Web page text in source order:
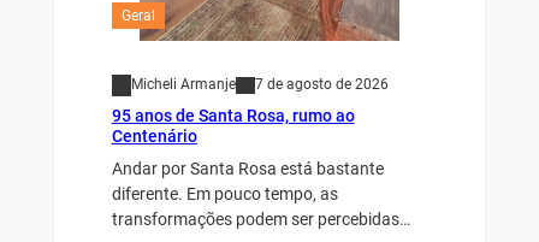
Geral
Micheli Armanje 7 de agosto de 2026
95 anos de Santa Rosa, rumo ao
Centenário
Andar por Santa Rosa está bastante
diferente. Em pouco tempo, as
transformações podem ser percebidas…